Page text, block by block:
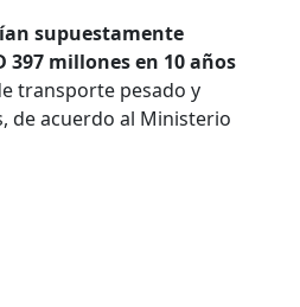
supuestamente
397 millones en 10 años
transporte pesado y
de acuerdo al Ministerio